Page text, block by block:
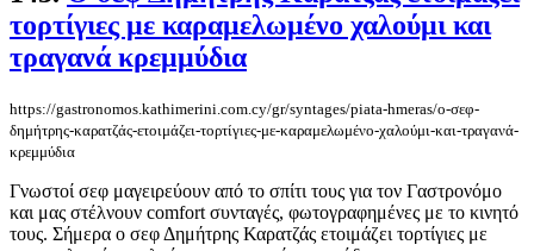
τορτίγιες με καραμελωμένο χαλούμι και
τραγανά κρεμμύδια
https://gastronomos.kathimerini.com.cy/gr/syntages/piata-hmeras/ο-σεφ-
δημήτρης-καρατζάς-ετοιμάζει-τορτίγιες-με-καραμελωμένο-χαλούμι-και-τραγανά-
κρεμμύδια
Γνωστοί σεφ μαγειρεύουν από το σπίτι τους για τον Γαστρονόμο
και μας στέλνουν comfort συνταγές, φωτογραφημένες με το κινητό
τους. Σήμερα ο σεφ Δημήτρης Καρατζάς ετοιμάζει τορτίγιες με